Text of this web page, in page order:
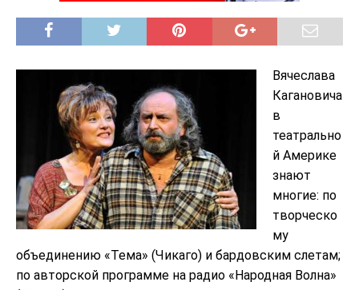
Вячеслава
Кагановича
в
театрально
й Америке
знают
многие: по
творческо
му
объединению «Тема» (Чикаго) и бардовским слетам;
по авторской программе на радио «Народная Волна»